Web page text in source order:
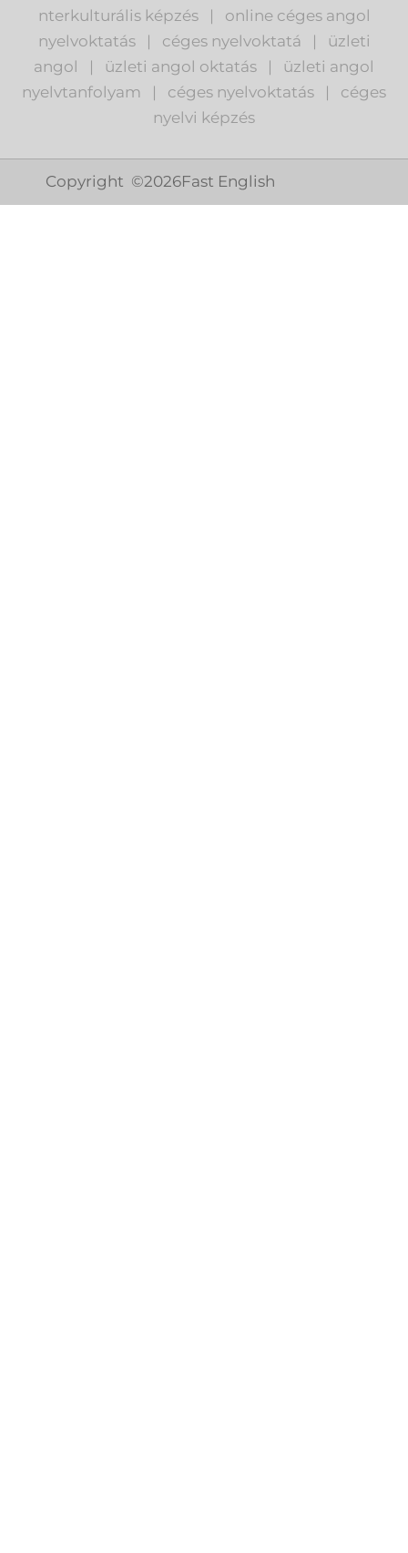
nterkulturális képzés
| online céges angol
nyelvoktatás
| céges nyelvoktatá |
üzleti
angol
| üzleti angol oktatás |
üzleti angol
nyelvtanfolyam
| céges nyelvoktatás |
céges
nyelvi képzés
Copyright ©2026Fast English